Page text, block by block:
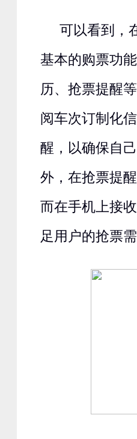
可以看到，
基本的购票功
历、抢票提醒
阅车次订制化
醒，以确保自
外，在抢票提
而在手机上接
足用户的抢票需